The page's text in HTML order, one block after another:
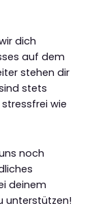
dich
auf dem
stehen dir
stets
wie
noch
deinem
unterstützen!